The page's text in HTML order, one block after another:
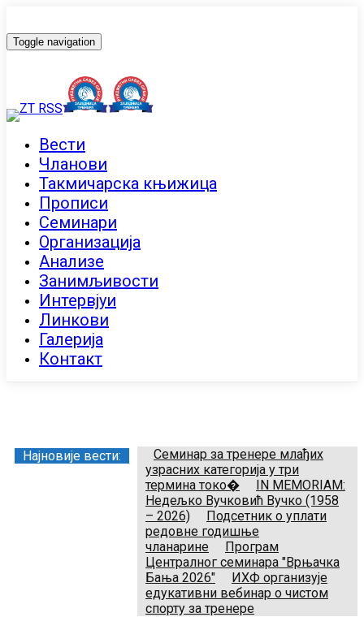
Toggle navigation
Вести
Чланови
Такмичарска књижица
Прописи
Семинари
Организација
Анализе
Занимљивости
Интервјуи
Линкови
Галерија
Контакт
Најновије вести:
Семинар за тренере млађих
узрасних категорија у три
термина токо�
IN MEMORIAM:
Недељко Вучковић Вучко (1958
– 2026)
Подсетник о уплати
редовне годишње
чланарине
Програм
Централног семинара "Врњачка
Бања 2026"
ИХФ организује
едукативни вебинар о чистом
спорту за тренере